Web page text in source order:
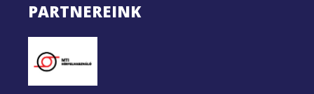
PARTNEREINK